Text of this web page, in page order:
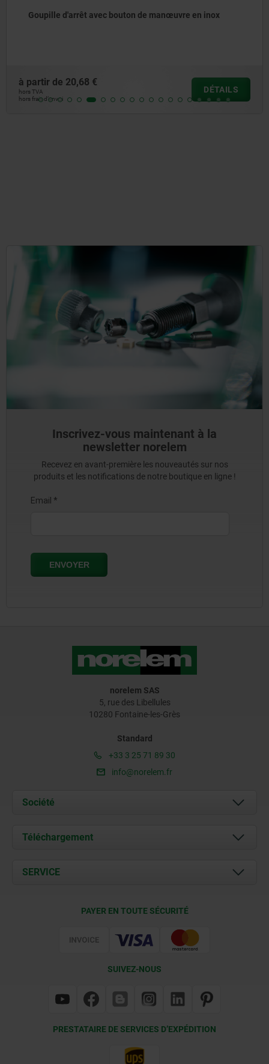
avec bouton de manœuvre en inox
€ à partir de
hors TVA
hors frais d’envoi
Inscrivez-vous maintenant à la
newsletter norelem
Recevez en avant-première les nouveautés sur nos
produits et les notifications de notre boutique en ligne !
norelem SAS
5, rue des Libellules
10280 Fontaine-les-Grès
Standard
+33 3 25 71 89 30
info@norelem.fr
Société
À propos de nous
Contact
Téléchargement
Documents
SERVICE
PAYER EN TOUTE SÉCURITÉ
SUIVEZ-NOUS
PRESTATAIRE DE SERVICES D’EXPÉDITION